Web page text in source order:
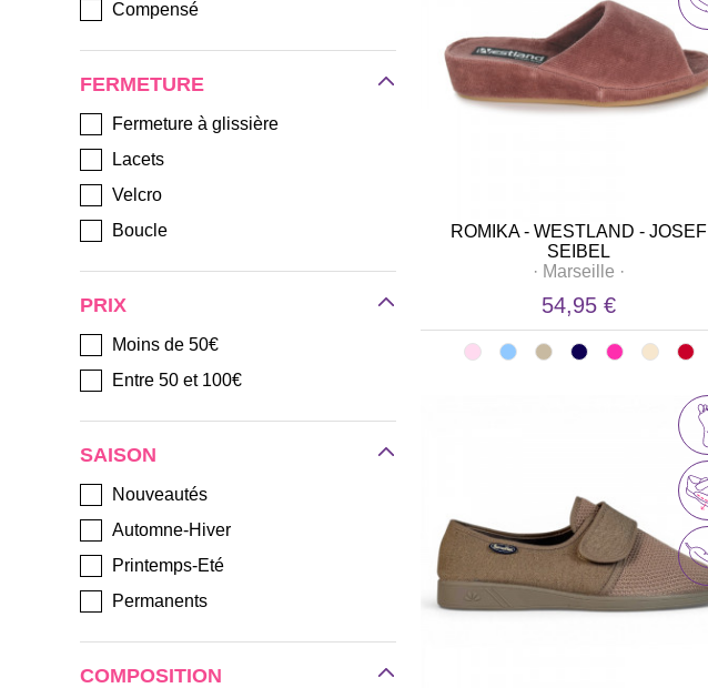
SEMELFLEX
SOLIDUS
VAROMED
Compensé
FERMETURE
Fermeture à glissière
Lacets
Velcro
Boucle
PRIX
Moins de 50€
Entre 50 et 100€
SAISON
Nouveautés
Automne-Hiver
Printemps-Eté
Permanents
COMPOSITION
ROMIKA - WESTLAND - JOSEF
SEIBEL
· Marseille ·
54,95 €